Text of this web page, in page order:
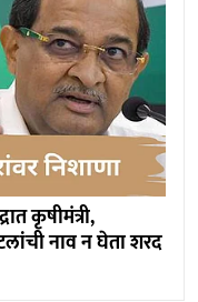
कृषीमंत्री,
नाव न घेता शरद